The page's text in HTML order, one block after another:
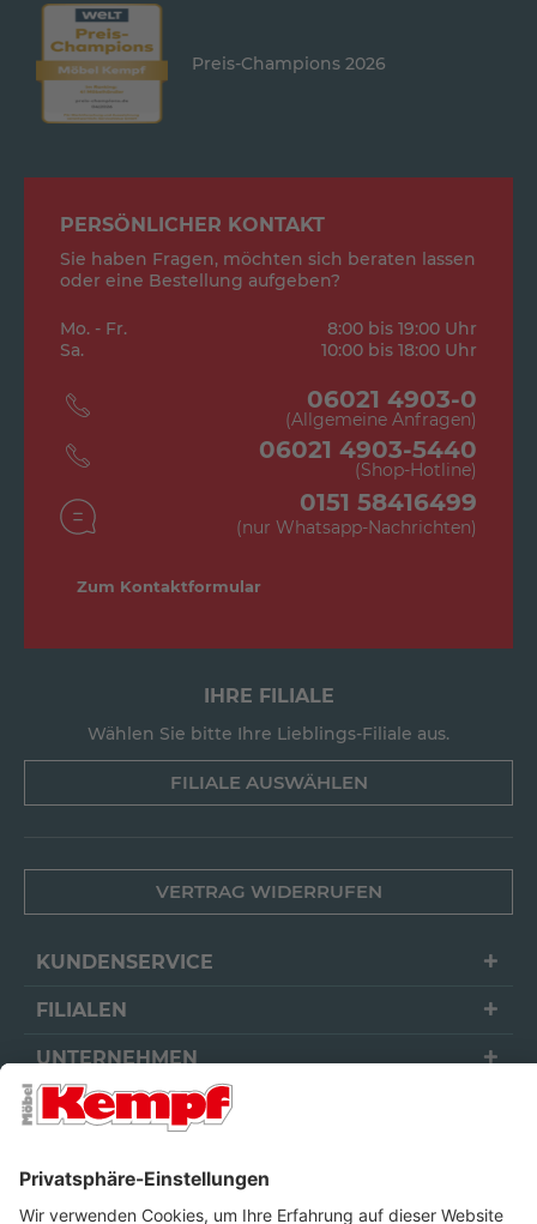
Preis-Champions 2026
PERSÖNLICHER KONTAKT
Sie haben Fragen, möchten sich beraten lassen
oder eine Bestellung aufgeben?
Mo. - Fr.
8:00 bis 19:00 Uhr
Sa.
10:00 bis 18:00 Uhr
06021 4903-0
(Allgemeine Anfragen)
06021 4903-5440
(Shop-Hotline)
0151 58416499
(nur Whatsapp-Nachrichten)
Zum Kontaktformular
IHRE FILIALE
Wählen Sie bitte Ihre Lieblings-Filiale aus.
FILIALE AUSWÄHLEN
VERTRAG WIDERRUFEN
KUNDENSERVICE
FILIALEN
UNTERNEHMEN